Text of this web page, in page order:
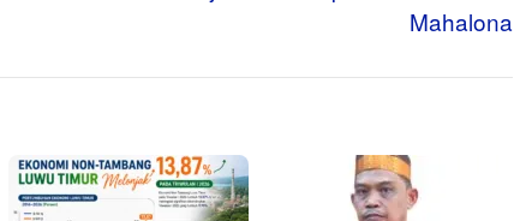
Mahalona